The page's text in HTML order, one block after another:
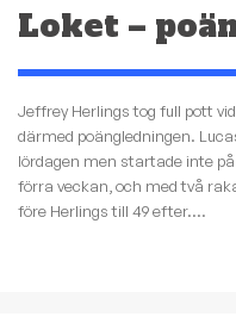
Loket –
Jeffrey Herlings tog full pott
därmed poängledningen.
lördagen men startade inte
förra veckan, och med två
före Herlings till 49 efter....